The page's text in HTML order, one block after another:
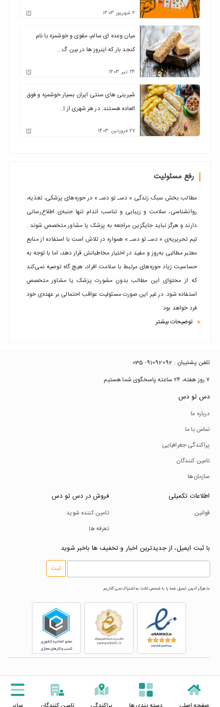
6 شهریور 1403
میان وعده ای سالم، مقوی و خوشمزه با نام
کنجد بار که اینروز ها در بین گ...
24 تیر 1403
شیرینی های سنتی ایران بسیار خوشمزه و فوق
العاده هستند. در هر شهری از ا...
27 فروردین 1403
رفع مسئولیت
مطالب بخش سبک زندگی « دسـ تو دسـ » در حوزه‌های پزشکی، تغذیه،
روانشناسی، سلامت و زیبایی و تناسب اندام تنها جنبه‌ی اطلاع‌رسانی
دارند و هرگز نباید جایگزین مراجعه به پزشک یا مشاور متخصص شوند .
تیم تحریریه‌ی « دسـ تو دسـ » همواره در تلاش است با استفاده از منابع
معتبر مطالبی به‌روز و مفید در اختیار مخاطبانش قرار دهد، اما با توجه به
حساسیت زیاد حوزه‌های مرتبط با سلامت افراد، هیچ گاه توصیه نمی‌کند
که از محتوای این مطالب بدون مشورت پزشک یا مشاور متخصص
استفاده شود. در غیر این صورت مسئولیت عواقب احتمالی بر عهده‌ی خود
فرد خواهد بود
+ توضیحات بیشتر
تلفن پشتیبان : 91092092- ۰35
۷ روز هفته، ۲۴ ساعته پاسخگوی شما هستیم
دس تو دس
درباره ما
تماس با ما
پراکندگی جغرافیایی
تامین کنندگان
سازمان‌ها
اطلاعات تکمیلی
قوانین
فروش در دس تو دس
تامین کننده شوید
تعرفه ها
با ثبت ایمیل، از جدیدترین اخبار و تخفیف ها باخبر شوید
ثبت
ما هرگز آدرس ایمیل شما را با شخص ثالث به اشتراک نمی گذاریم
کلیه حقوق این وب‌سایت محفوظ و متعلق به شرکت‌های